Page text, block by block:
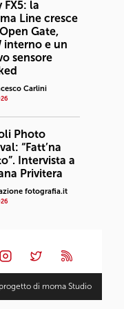
FX5: la
Line cresce
Gate,
interno e un
sensore
Carlini
Photo
“Fatt’na
Intervista a
Privitera
fotografia.it
di moma Studio